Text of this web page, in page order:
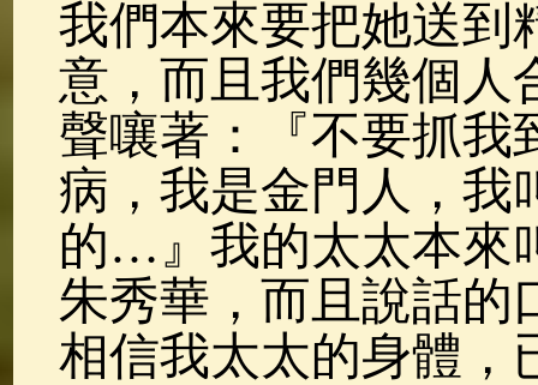
我們本來要把她送到
意，而且我們幾個人
聲嚷著：『不要抓我
病，我是金門人，我
的…』我的太太本來
朱秀華，而且說話的
相信我太太的身體，